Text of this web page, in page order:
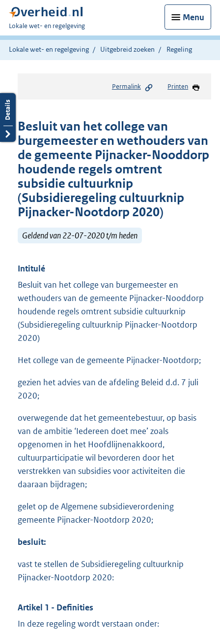
Menu
U
bent
hier:
Lokale wet- en regelgeving
Lokale wet- en regelgeving Uitgebreid zoeken Regeling
Permalink Printen
Besluit van het college van
burgemeester en wethouders van
de gemeente Pijnacker-Nooddorp
houdende regels omtrent
subsidie cultuurknip
(Subsidieregeling cultuurknip
Pijnacker-Nootdorp 2020)
Geldend van 22-07-2020 t/m heden
Intitulé
Besluit van het college van burgemeester en
wethouders van de gemeente Pijnacker-Nooddorp
houdende regels omtrent subsidie cultuurknip
(Subsidieregeling cultuurknip Pijnacker-Nootdorp
2020)
Het college van de gemeente Pijnacker-Nootdorp;
gezien het advies van de afdeling Beleid d.d. 7 juli
2020;
overwegende dat het gemeentebestuur, op basis
van de ambitie ‘Iedereen doet mee’ zoals
opgenomen in het Hoofdlijnenakkoord,
cultuurparticipatie wil bevorderen door het
verstrekken van subsidies voor activiteiten die
daaraan bijdragen;
gelet op de Algemene subsidieverordening
gemeente Pijnacker-Nootdorp 2020;
besluit:
vast te stellen de Subsidieregeling cultuurknip
Pijnacker-Nootdorp 2020:
Artikel 1 - Definities
In deze regeling wordt verstaan onder: